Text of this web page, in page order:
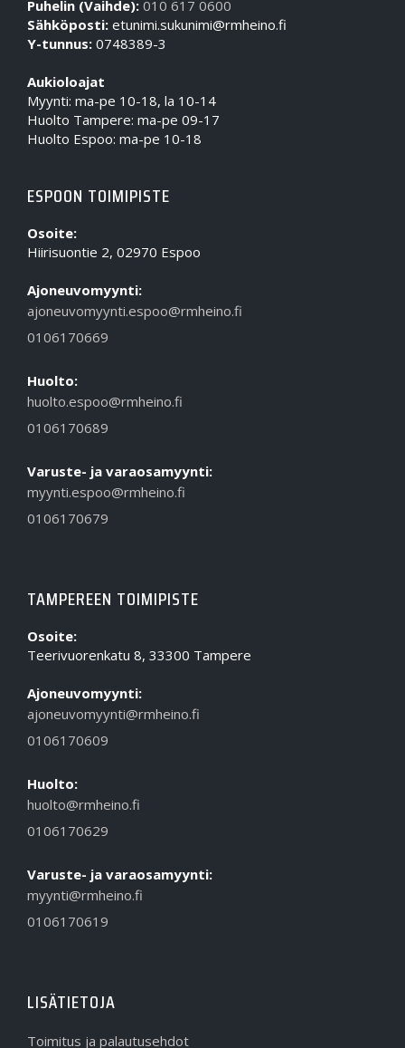
Puhelin (Vaihde): 010 617 0600
Sähköposti: etunimi.sukunimi@rmheino.fi
Y-tunnus: 0748389-3
Aukioloajat
Myynti: ma-pe 10-18, la 10-14
Huolto Tampere: ma-pe 09-17
Huolto Espoo: ma-pe 10-18
ESPOON TOIMIPISTE
Osoite:
Hiirisuontie 2, 02970 Espoo
Ajoneuvomyynti:
ajoneuvomyynti.espoo@rmheino.fi
0106170669
Huolto:
huolto.espoo@rmheino.fi
0106170689
Varuste- ja varaosamyynti:
myynti.espoo@rmheino.fi
0106170679
TAMPEREEN TOIMIPISTE
Osoite:
Teerivuorenkatu 8, 33300 Tampere
Ajoneuvomyynti:
ajoneuvomyynti@rmheino.fi
0106170609
Huolto:
huolto@rmheino.fi
0106170629
Varuste- ja varaosamyynti:
myynti@rmheino.fi
0106170619
LISÄTIETOJA
Toimitus ja palautusehdot